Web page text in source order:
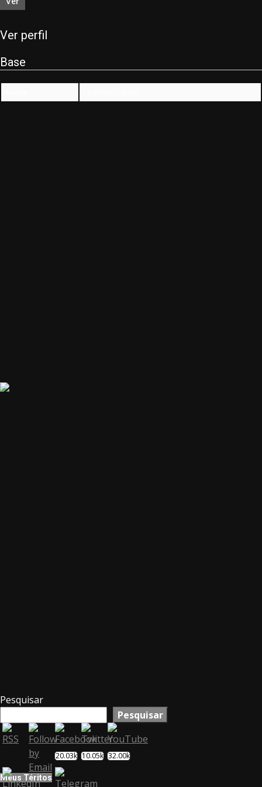
Ver perfil
Base
Pesquisar
Pesquisar
20.03k 10.05k 32.00k
Meus Téritos